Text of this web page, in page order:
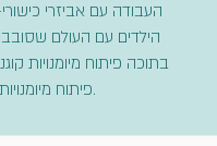
העבודה עם אביזרי
הילדים עם העולם
בתוכה פיתוח מיומנויות
פיתוח מיומנויות חברתיות-רגשיות.